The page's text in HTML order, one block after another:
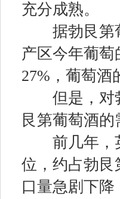
充分成熟。
据勃艮第葡
产区今年葡
27%，葡萄酒
但是，对勃
艮第葡萄酒的
前几年，英
位，约占勃艮
口量急剧下